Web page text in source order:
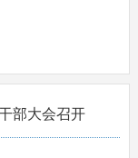
部大会召开